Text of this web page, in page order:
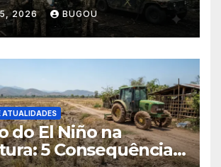
2026 BUGOU
ATUALIDADES
do El Niño na
5 Consequências